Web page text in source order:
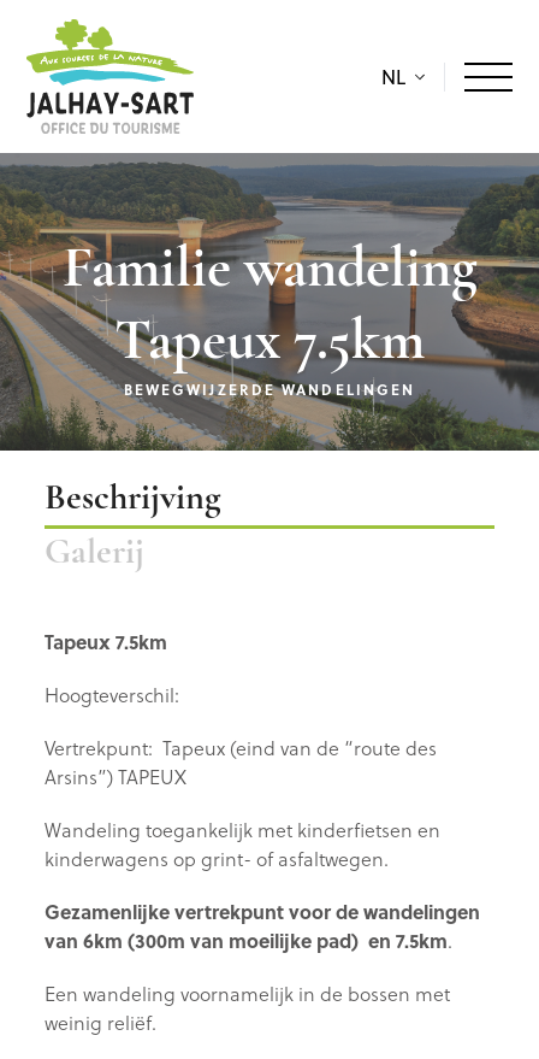
NL
Familie wandeling
Tapeux 7.5km
BEWEGWIJZERDE WANDELINGEN
Beschrijving
Beschrijving
Galerij
Tapeux 7.5km
Hoogteverschil:
Vertrekpunt: Tapeux (eind van de “route des
Arsins”) TAPEUX
Wandeling toegankelijk met kinderfietsen en
kinderwagens op grint- of asfaltwegen.
Gezamenlijke vertrekpunt voor de wandelingen
van 6km (300m van moeilijke pad) en 7.5km.
Een wandeling voornamelijk in de bossen met
weinig reliëf.